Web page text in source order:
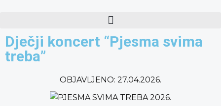
Dječji koncert “Pjesma svima
treba”
OBJAVLJENO: 27.04.2026.